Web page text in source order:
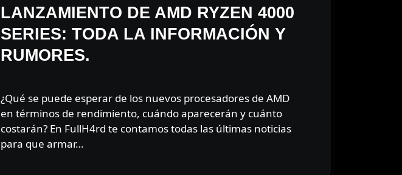
LANZAMIENTO DE AMD RYZEN 4000
SERIES: TODA LA INFORMACIÓN Y
RUMORES.
¿Qué se puede esperar de los nuevos procesadores de AMD
en términos de rendimiento, cuándo aparecerán y cuánto
costarán? En FullH4rd te contamos todas las últimas noticias
para que armar…